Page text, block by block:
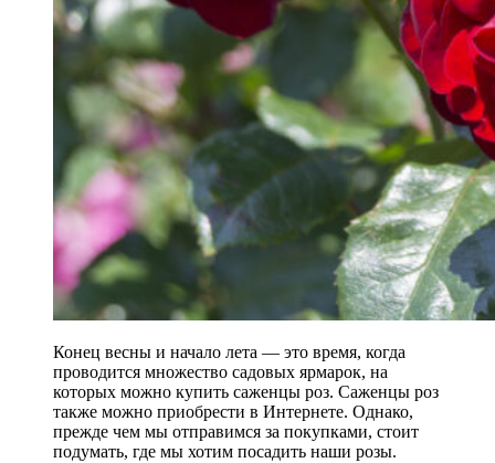
Конец весны и начало лета — это время, когда
проводится множество садовых ярмарок, на
которых можно купить саженцы роз. Саженцы роз
также можно приобрести в Интернете. Однако,
прежде чем мы отправимся за покупками, стоит
подумать, где мы хотим посадить наши розы.